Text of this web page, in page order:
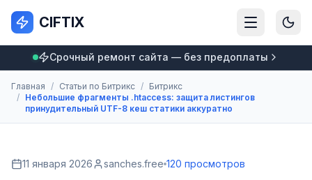
CIFTIX
Срочный ремонт сайта — без предоплаты
Главная / Статьи по Битрикс / Битрикс
/ Небольшие фрагменты .htaccess: защита листингов
принудительный UTF-8 кеш статики аккуратно
11 января 2026 sanches.free 120 просмотров